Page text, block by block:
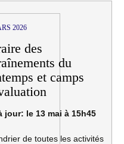
2026
des
du
et camps
jour: le 13 mai à 15h45
de toutes les activités